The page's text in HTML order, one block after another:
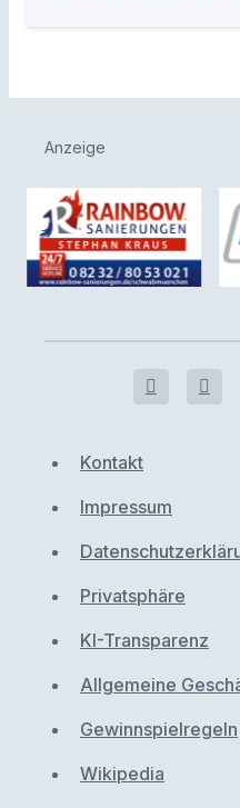
Anzeige
Kontakt
Impressum
Privatsphäre
KI-Transparenz
Allgemeine
Gewinnspielregeln
Wikipedia